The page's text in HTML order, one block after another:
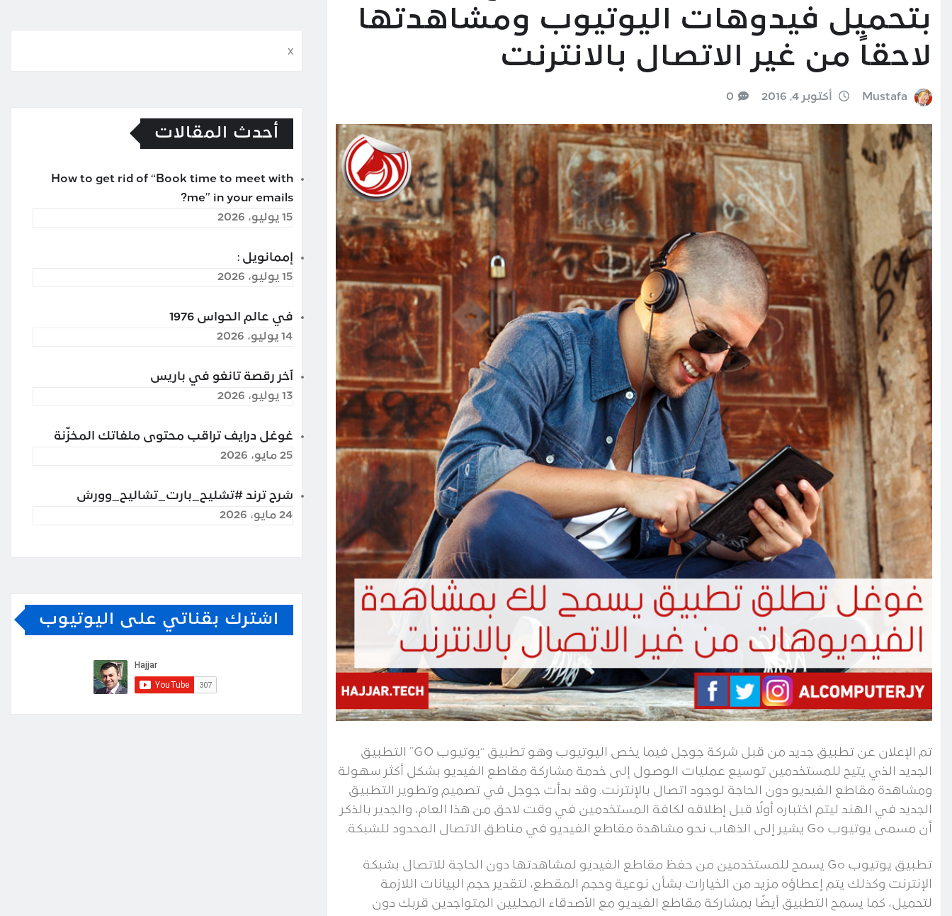
بتحميل فيدوهات اليوتيوب ومشاهدتها
لاحقاً من غير الاتصال بالانترنت
Mustafa أكتوبر 4, 2016 0
تم الإعلان عن تطبيق جديد من قبل شركة جوجل فيما يخص اليوتيوب وهو تطبيق “يوتيوب GO” التطبيق
الجديد الذي يتيح للمستخدمين توسيع عمليات الوصول إلى خدمة مشاركة مقاطع الفيديو بشكل أكثر سهولة
ومشاهدة مقاطع الفيديو دون الحاجة لوجود اتصال بالإنترنت. وقد بدأت جوجل في تصميم وتطوير التطبيق
الجديد في الهند ليتم اختباره أولًا قبل إطلاقه لكافة المستخدمين في وقت لاحق من هذا العام، والجدير بالذكر
أن مسمى يوتيوب Go يشير إلى الذهاب نحو مشاهدة مقاطع الفيديو في مناطق الاتصال المحدود للشبكة.
تطبيق يوتيوب Go يسمح للمستخدمين من حفظ مقاطع الفيديو لمشاهدتها دون الحاجة للاتصال بشبكة
الإنترنت وكذلك يتم إعطاؤه مزيد من الخيارات بشأن نوعية وحجم المقطع، لتقدير حجم البيانات اللازمة
لتحميل، كما يسمح التطبيق أيضًا بمشاركة مقاطع الفيديو مع الأصدقاء المحليين المتواجدين قربك دون
x
أحدث المقالات
How to get rid of “Book time to meet with
me” in your emails?
15 يوليو، 2026
إممانويل :
15 يوليو، 2026
في عالم الحواس 1976
14 يوليو، 2026
آخر رقصة تانغو في باريس
13 يوليو، 2026
غوغل درايف تراقب محتوى ملفاتك المخزّنة
25 مايو، 2026
شرح ترند #تشليح_بارت_تشاليح_وورش
24 مايو، 2026
اشترك بقناتي على اليوتيوب